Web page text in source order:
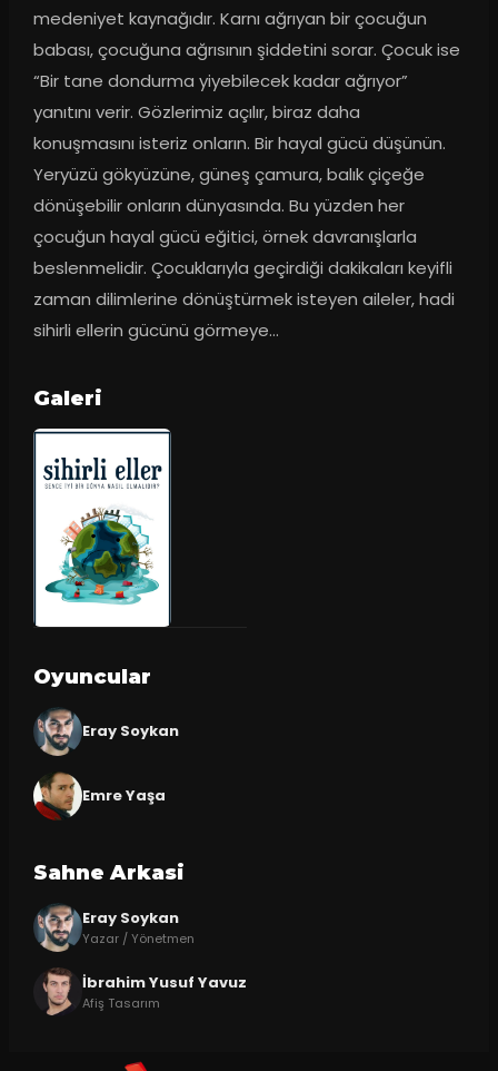
medeniyet kaynağıdır. Karnı ağrıyan bir çocuğun
babası, çocuğuna ağrısının şiddetini sorar. Çocuk ise
“Bir tane dondurma yiyebilecek kadar ağrıyor”
yanıtını verir. Gözlerimiz açılır, biraz daha
konuşmasını isteriz onların. Bir hayal gücü düşünün.
Yeryüzü gökyüzüne, güneş çamura, balık çiçeğe
dönüşebilir onların dünyasında. Bu yüzden her
çocuğun hayal gücü eğitici, örnek davranışlarla
beslenmelidir. Çocuklarıyla geçirdiği dakikaları keyifli
zaman dilimlerine dönüştürmek isteyen aileler, hadi
sihirli ellerin gücünü görmeye…
Galeri
Oyuncular
Eray Soykan
Emre Yaşa
Sahne Arkasi
Eray Soykan
Yazar / Yönetmen
İbrahim Yusuf Yavuz
Afiş Tasarım